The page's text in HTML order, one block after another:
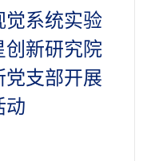
觉系统实验
创新研究院
党支部开展
动